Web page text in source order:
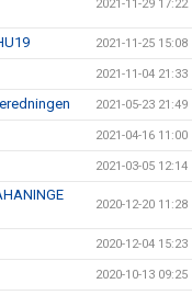
2021-11-29 17:22
2021-11-25 15:08
2021-11-04 21:33
2021-05-23 21:49
2021-04-16 11:00
2021-03-05 12:14
2020-12-20 11:28
2020-12-04 15:23
2020-10-13 09:25